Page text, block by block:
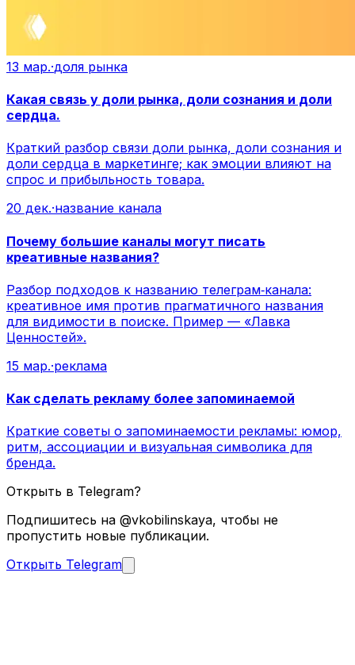
13 мар.·доля рынка
Какая связь у доли рынка, доли сознания и доли
сердца.
Краткий разбор связи доли рынка, доли сознания и
доли сердца в маркетинге; как эмоции влияют на
спрос и прибыльность товара.
20 дек.·название канала
Почему большие каналы могут писать
креативные названия?
Разбор подходов к названию телеграм‑канала:
креативное имя против прагматичного названия
для видимости в поиске. Пример — «Лавка
Ценностей».
15 мар.·реклама
Как сделать рекламу более запоминаемой
Краткие советы о запоминаемости рекламы: юмор,
ритм, ассоциации и визуальная символика для
бренда.
Открыть в Telegram?
Подпишитесь на @vkobilinskaya, чтобы не
пропустить новые публикации.
Открыть Telegram